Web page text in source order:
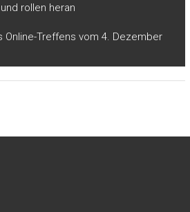
rollen heran
Treffens vom 4. Dezember